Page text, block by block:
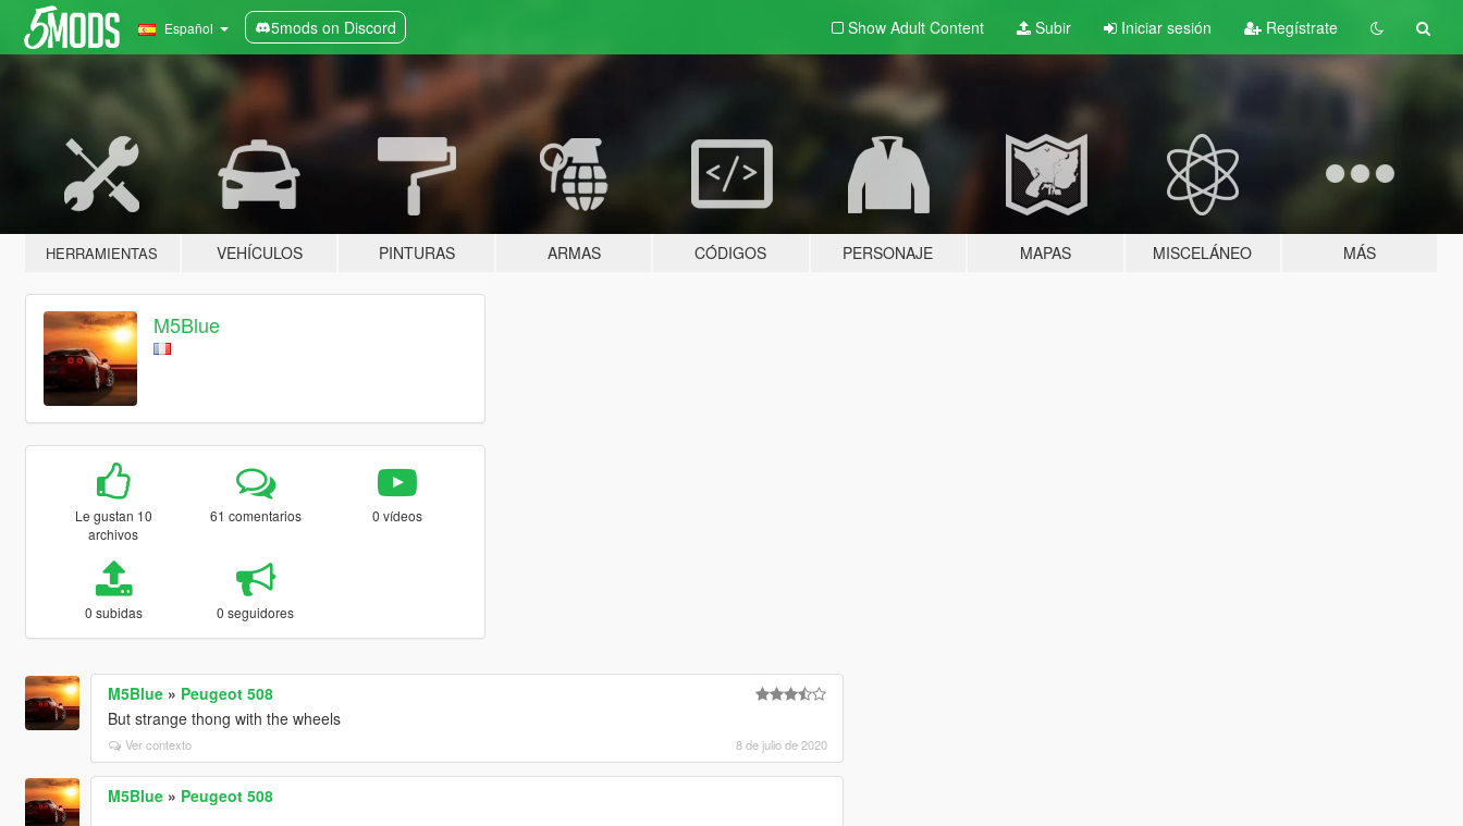
Español 5mods on Discord Show Adult Content Subir Iniciar sesión Regístrate
HERRAMIENTAS VEHÍCULOS PINTURAS ARMAS CÓDIGOS PERSONAJE MAPAS MISCELÁNEO MÁS
M5Blue
Le gustan 10
archivos
61 comentarios 0 vídeos
0 subidas 0 seguidores
M5Blue» Peugeot 508
But strange thong with the wheels
Ver contexto 8 de julio de 2020
M5Blue» Peugeot 508